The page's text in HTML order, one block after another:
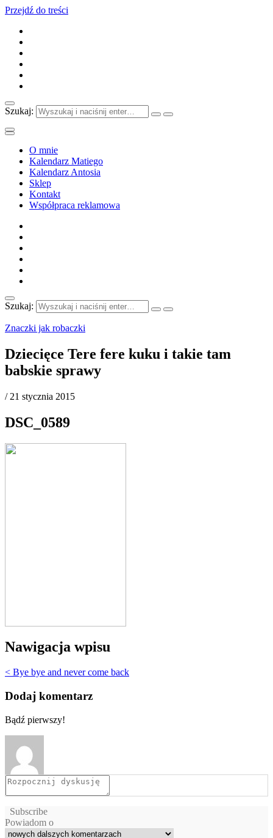
Przejdź do treści
Szukaj:
O mnie
Kalendarz Matiego
Kalendarz Antosia
Sklep
Kontakt
Współpraca reklamowa
Szukaj:
Znaczki jak robaczki
Dziecięce Tere fere kuku i takie tam
babskie sprawy
/ 21 stycznia 2015
DSC_0589
Nawigacja wpisu
< Bye bye and never come back
Dodaj komentarz
Bądź pierwszy!
Subscribe
Powiadom o